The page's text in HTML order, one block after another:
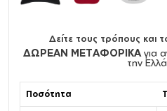
Δείτε τους τρόπους και
ΔΩΡΕΑΝ ΜΕΤΑΦΟΡΙΚΑ για
την
Ποσότητα